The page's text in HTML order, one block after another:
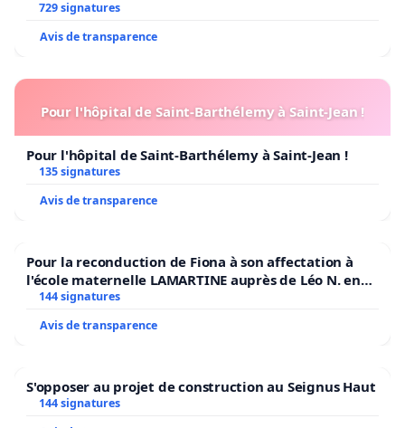
729 signatures
Avis de transparence
Pour l'hôpital de Saint-Barthélemy à Saint-Jean !
Pour l'hôpital de Saint-Barthélemy à Saint-Jean !
135 signatures
Avis de transparence
Pour la reconduction de Fiona à son affectation à
l'école maternelle LAMARTINE auprès de Léo N. en
2026/2027
144 signatures
Avis de transparence
S'opposer au projet de construction au Seignus Haut
144 signatures